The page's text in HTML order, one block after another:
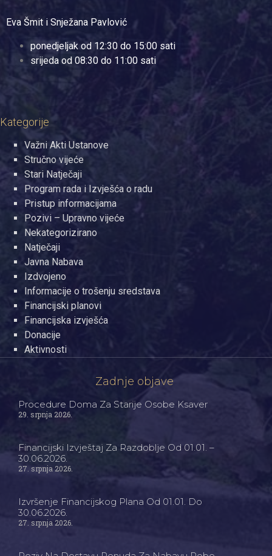
Eva Šmit i Snježana Pavlović
ponedjeljak od 12:30 do 15:00 sati
srijeda od 08:30 do 11:00 sati
Kategorije
Važni Akti Ustanove
Stručno vijeće
Stari Natječaji
Program rada i Izvješća o radu
Pristup informacijama
Pozivi – Upravno vijeće
Nekategorizirano
Natječaji
Javna Nabava
Izdvojeno
Informacije o trošenju sredstava
Financijski planovi
Financijska izvješća
Donacije
Aktivnosti
Zadnje objave
Procedure Doma Za Starije Osobe Ksaver
29. srpnja 2026.
Financijski Izvještaj Za Razdoblje Od 01.01. –
30.06.2026.
27. srpnja 2026.
Izvršenje Financijskog Plana Od 01.01. Do
30.06.2026.
27. srpnja 2026.